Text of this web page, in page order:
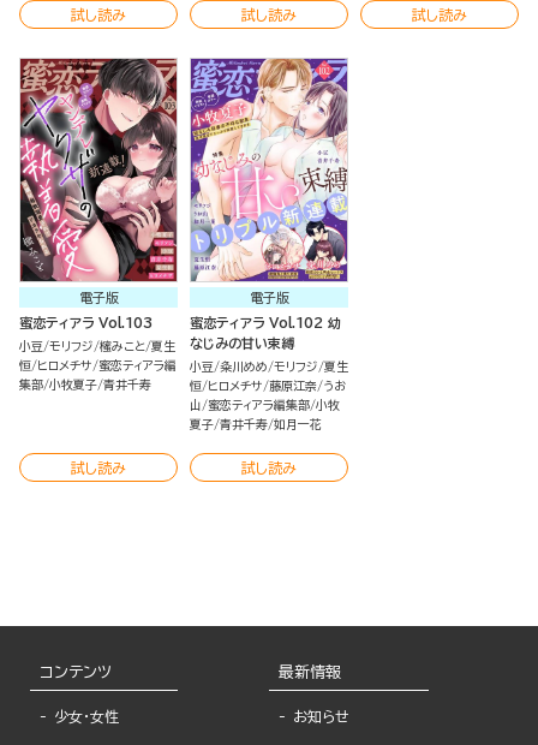
試し読み 試し読み 試し読み
電子版
蜜恋ティアラ Vol.103
小豆 モリフジ 櫁みこと 夏生
恒
ヒロメチサ
蜜恋ティアラ編
集部 小牧夏子 青井千寿
試し読み
電子版
蜜恋ティアラ Vol.102 幼
なじみの甘い束縛
小豆 粂川めめ モリフジ 夏生
恒
ヒロメチサ 藤原江奈 うお
山
蜜恋ティアラ編集部 小牧
夏子 青井千寿 如月一花
試し読み
コンテンツ
少女・女性
最新情報
お知らせ